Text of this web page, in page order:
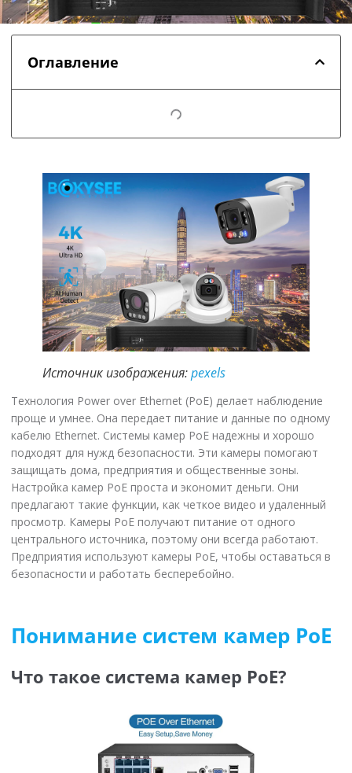
Оглавление
Источник изображения:pexels
Технология Power over Ethernet (PoE) делает наблюдение
проще и умнее. Она передает питание и данные по одному
кабелю Ethernet. Системы камер PoE надежны и хорошо
подходят для нужд безопасности. Эти камеры помогают
защищать дома, предприятия и общественные зоны.
Настройка камер PoE проста и экономит деньги. Они
предлагают такие функции, как четкое видео и удаленный
просмотр. Камеры PoE получают питание от одного
центрального источника, поэтому они всегда работают.
Предприятия используют камеры PoE, чтобы оставаться в
безопасности и работать бесперебойно.
Понимание систем камер PoE
Что такое система камер PoE?